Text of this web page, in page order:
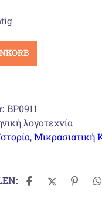
BP0911
λογοτεχνία
,Μικρασιατική